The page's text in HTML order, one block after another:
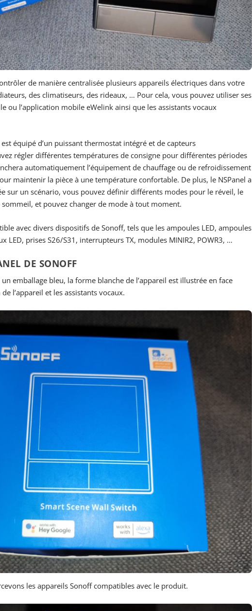
de manière centralisée plusieurs appareils électriques dans votre
des climatiseurs, des rideaux, … Pour cela, vous pouvez utiliser ses
ou l’application mobile eWelink ainsi que les assistants vocaux
équipé d’un puissant thermostat intégré et de capteurs
régler différentes températures de consigne pour différentes périodes
automatiquement l’équipement de chauffage ou de refroidissement
maintenir la pièce à une température confortable. De plus, le NSPanel a
sur un scénario, vous pouvez définir différents modes pour le réveil, le
et pouvez changer de mode à tout moment.
avec divers dispositifs de Sonoff, tels que les ampoules LED, ampoules
LED, prises S26/S31, interrupteurs TX, modules MINIR2, POWR3, …
DE SONOFF
un emballage bleu, la forme blanche de l’appareil est illustrée en face
l’appareil et les assistants vocaux.
les appareils Sonoff compatibles avec le produit.